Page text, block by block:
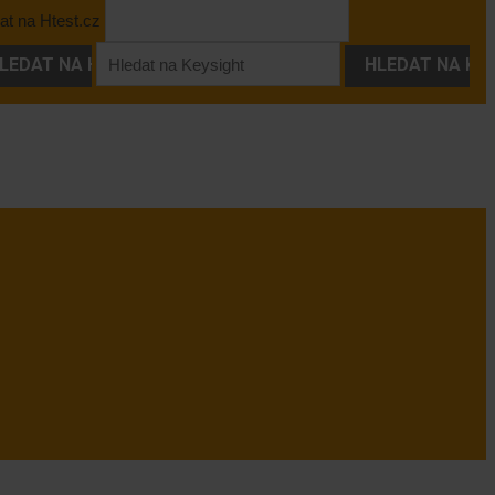
na Htest.cz